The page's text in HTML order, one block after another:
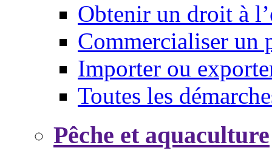
Obtenir un droit à
Commercialiser un
Importer ou
Toutes les
Pêche et aquaculture